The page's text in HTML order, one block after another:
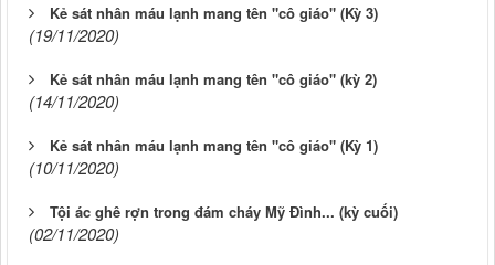
Kẻ sát nhân máu lạnh mang tên "cô giáo" (Kỳ 3)
(19/11/2020)
Kẻ sát nhân máu lạnh mang tên "cô giáo" (kỳ 2)
(14/11/2020)
Kẻ sát nhân máu lạnh mang tên "cô giáo" (Kỳ 1)
(10/11/2020)
Tội ác ghê rợn trong đám cháy Mỹ Đình... (kỳ cuối)
(02/11/2020)